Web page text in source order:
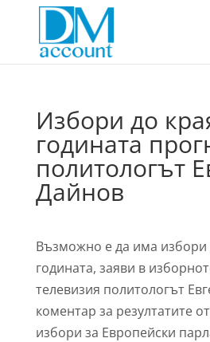
Избори до
годината
политологът
Дайнов
Възможно е да има избори
годината, заяви в
телевизия политологът
коментар за резултатите
избори за Европейски